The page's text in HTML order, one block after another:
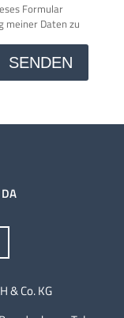
Formular
meiner Daten zu
& Co. KG